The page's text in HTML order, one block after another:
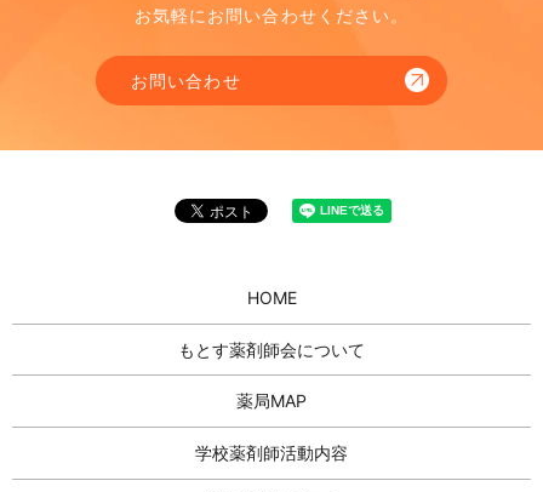
お気軽にお問い合わせください。
お問い合わせ
HOME
もとす薬剤師会について
薬局MAP
学校薬剤師活動内容